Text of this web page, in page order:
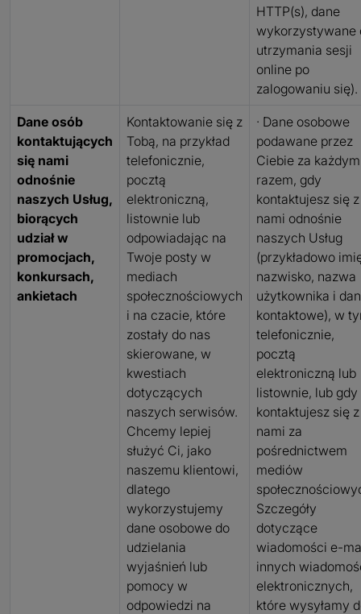
HTTP(s), dane
wykorzystywane
utrzymania sesji
online po
zalogowaniu się).
Dane osób
kontaktujących
się nami
odnośnie
naszych Usług,
biorących
udział w
promocjach,
konkursach,
ankietach
Kontaktowanie się z
Tobą, na przykład
telefonicznie,
pocztą
elektroniczną,
listownie lub
odpowiadając na
Twoje posty w
mediach
społecznościowych
i na czacie, które
zostały do nas
skierowane, w
kwestiach
dotyczących
naszych serwisów.
Chcemy lepiej
służyć Ci, jako
naszemu klientowi,
dlatego
wykorzystujemy
dane osobowe do
udzielania
wyjaśnień lub
pomocy w
odpowiedzi na
· Dane osobowe
podawane przez
Ciebie za każdym
razem, gdy
kontaktujesz się z
nami odnośnie
naszych Usług
(przykładowo
nazwisko, nazwa
użytkownika i
kontaktowe), w
telefonicznie,
pocztą
elektroniczną lub
listownie, lub gdy
kontaktujesz się z
nami za
pośrednictwem
mediów
Szczegóły
dotyczące
wiadomości e-
innych
elektronicznych,
które wysyłamy